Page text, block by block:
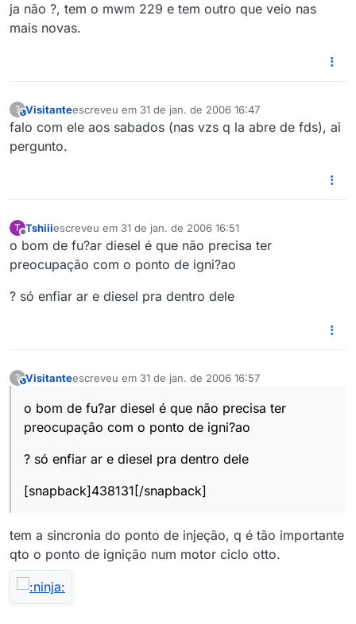
ja não ?, tem o mwm 229 e tem outro que veio nas
mais novas.
?This user is from outside of this forum
Visitanteescreveu em 31 de jan. de 2006 16:47
última edição por
falo com ele aos sabados (nas vzs q la abre de fds), ai
pergunto.
T
Offline
Tshiiiescreveu em 31 de jan. de 2006 16:51
última edição por
o bom de fu?ar diesel é que não precisa ter
preocupação com o ponto de igni?ao
? só enfiar ar e diesel pra dentro dele
?This user is from outside of this forum
Visitanteescreveu em 31 de jan. de 2006 16:57
última edição por
o bom de fu?ar diesel é que não precisa ter
preocupação com o ponto de igni?ao
? só enfiar ar e diesel pra dentro dele
[snapback]438131[/snapback]
tem a sincronia do ponto de injeção, q é tão importante
qto o ponto de ignição num motor ciclo otto.